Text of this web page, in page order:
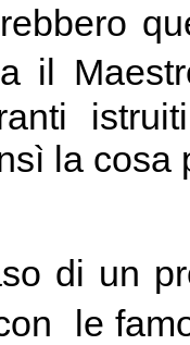
il
la cosa
di un
le